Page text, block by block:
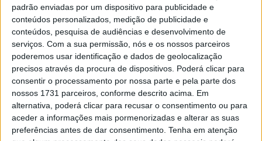
padrão enviadas por um dispositivo para publicidade e
conteúdos personalizados, medição de publicidade e
conteúdos, pesquisa de audiências e desenvolvimento de
serviços. Com a sua permissão, nós e os nossos parceiros
poderemos usar identificação e dados de geolocalização
precisos através da procura de dispositivos. Poderá clicar para
consentir o processamento por nossa parte e pela parte dos
nossos 1731 parceiros, conforme descrito acima. Em
alternativa, poderá clicar para recusar o consentimento ou para
aceder a informações mais pormenorizadas e alterar as suas
preferências antes de dar consentimento. Tenha em atenção
21h39), seguindo as equipas para o parque fechado, no
Parque Urbano de Santiago, em Viseu, com a primeira a
entrar às 23:15.
No domingo, a prova ruma ao concelho de Viseu, também
com duplas passagens pelas classificativas dePovolide
(7,10 km – 11:37 e 14:19) eSanta Eufémia(10,70 km –
12:02 e 14:44).